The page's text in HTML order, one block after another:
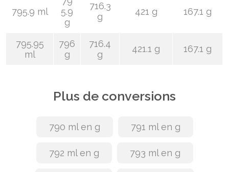
795.9 ml
5.9
g
716.3
g
421 g 167.1 g
795.95
ml
796
g
716.4
g
421.1 g 167.1 g
Plus de conversions
790 ml en g 791 ml en g
792 ml en g 793 ml en g